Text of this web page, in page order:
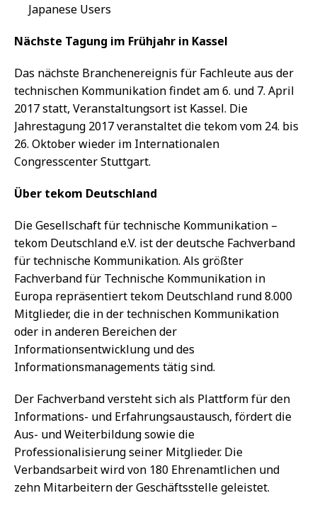
Japanese Users
Nächste Tagung im Frühjahr in Kassel
Das nächste Branchenereignis für Fachleute aus der
technischen Kommunikation findet am 6. und 7. April
2017 statt, Veranstaltungsort ist Kassel. Die
Jahrestagung 2017 veranstaltet die tekom vom 24. bis
26. Oktober wieder im Internationalen
Congresscenter Stuttgart.
Über tekom Deutschland
Die Gesellschaft für technische Kommunikation –
tekom Deutschland e.V. ist der deutsche Fachverband
für technische Kommunikation. Als größter
Fachverband für Technische Kommunikation in
Europa repräsentiert tekom Deutschland rund 8.000
Mitglieder, die in der technischen Kommunikation
oder in anderen Bereichen der
Informationsentwicklung und des
Informationsmanagements tätig sind.
Der Fachverband versteht sich als Plattform für den
Informations- und Erfahrungsaustausch, fördert die
Aus- und Weiterbildung sowie die
Professionalisierung seiner Mitglieder. Die
Verbandsarbeit wird von 180 Ehrenamtlichen und
zehn Mitarbeitern der Geschäftsstelle geleistet.